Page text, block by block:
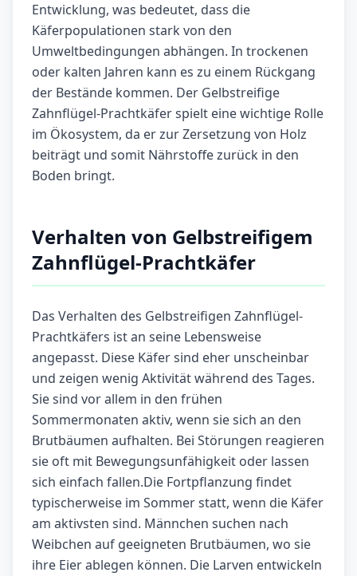
Entwicklung, was bedeutet, dass die
Käferpopulationen stark von den
Umweltbedingungen abhängen. In trockenen
oder kalten Jahren kann es zu einem Rückgang
der Bestände kommen. Der Gelbstreifige
Zahnflügel-Prachtkäfer spielt eine wichtige Rolle
im Ökosystem, da er zur Zersetzung von Holz
beiträgt und somit Nährstoffe zurück in den
Boden bringt.
Verhalten von Gelbstreifigem
Zahnflügel-Prachtkäfer
Das Verhalten des Gelbstreifigen Zahnflügel-
Prachtkäfers ist an seine Lebensweise
angepasst. Diese Käfer sind eher unscheinbar
und zeigen wenig Aktivität während des Tages.
Sie sind vor allem in den frühen
Sommermonaten aktiv, wenn sie sich an den
Brutbäumen aufhalten. Bei Störungen reagieren
sie oft mit Bewegungsunfähigkeit oder lassen
sich einfach fallen.Die Fortpflanzung findet
typischerweise im Sommer statt, wenn die Käfer
am aktivsten sind. Männchen suchen nach
Weibchen auf geeigneten Brutbäumen, wo sie
ihre Eier ablegen können. Die Larven entwickeln